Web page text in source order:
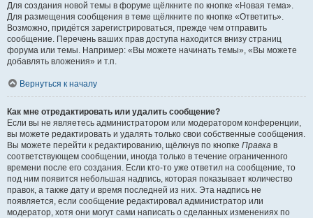
Для создания новой темы в форуме щёлкните по кнопке «Новая тема».
Для размещения сообщения в теме щёлкните по кнопке «Ответить».
Возможно, придётся зарегистрироваться, прежде чем отправить
сообщение. Перечень ваших прав доступа находится внизу страниц
форума или темы. Например: «Вы можете начинать темы», «Вы можете
добавлять вложения» и т.п.
Вернуться к началу
Как мне отредактировать или удалить сообщение?
Если вы не являетесь администратором или модератором конференции,
вы можете редактировать и удалять только свои собственные сообщения.
Вы можете перейти к редактированию, щёлкнув по кнопке Правка в
соответствующем сообщении, иногда только в течение ограниченного
времени после его создания. Если кто-то уже ответил на сообщение, то
под ним появится небольшая надпись, которая показывает количество
правок, а также дату и время последней из них. Эта надпись не
появляется, если сообщение редактировал администратор или
модератор, хотя они могут сами написать о сделанных изменениях по